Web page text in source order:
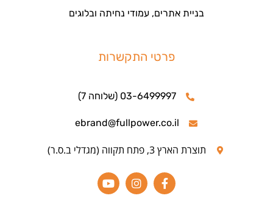
בניית אתרים, עמודי נחיתה ובלוגים
פרטי התקשרות
03-6499997 (שלוחה 7)
ebrand@fullpower.co.il
תוצרת הארץ 3, פתח תקווה (מגדלי ב.ס.ר)